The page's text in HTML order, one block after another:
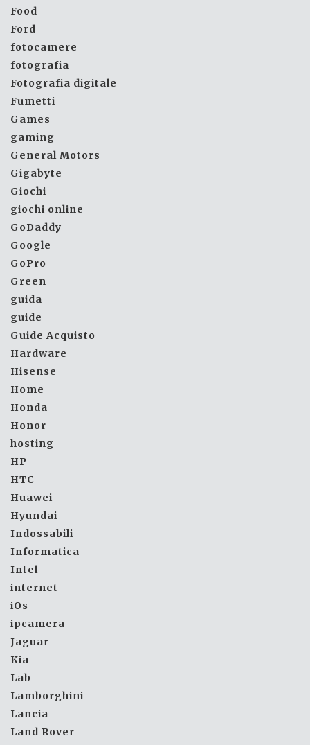
Food
Ford
fotocamere
fotografia
Fotografia digitale
Fumetti
Games
gaming
General Motors
Gigabyte
Giochi
giochi online
GoDaddy
Google
GoPro
Green
guida
guide
Guide Acquisto
Hardware
Hisense
Home
Honda
Honor
hosting
HP
HTC
Huawei
Hyundai
Indossabili
Informatica
Intel
internet
iOs
ipcamera
Jaguar
Kia
Lab
Lamborghini
Lancia
Land Rover